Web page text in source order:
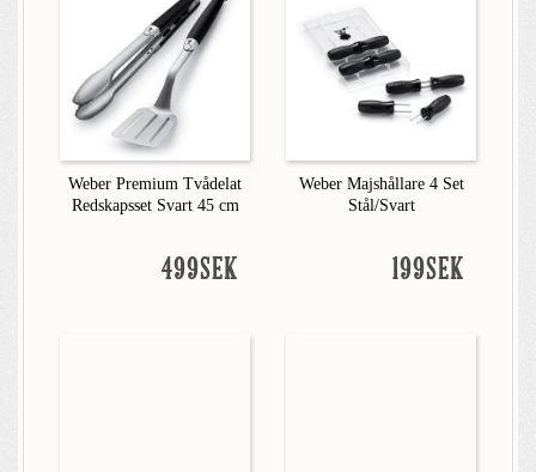
Weber Premium Tvådelat
Redskapsset Svart 45 cm
499SEK
Weber Majshållare 4 Set
Stål/Svart
199SEK